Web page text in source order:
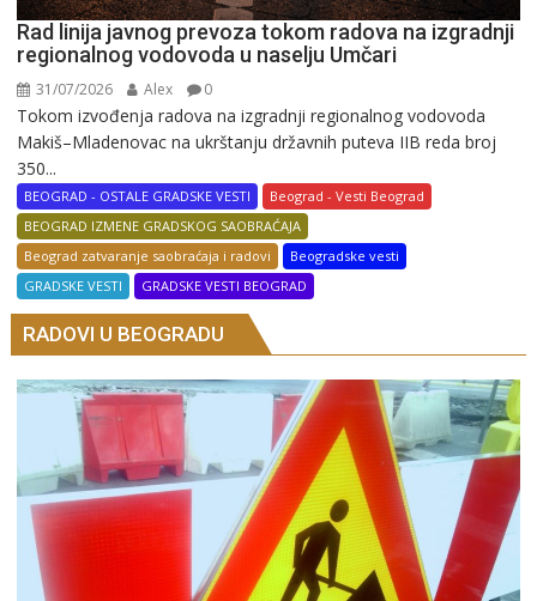
Rad linija javnog prevoza tokom radova na izgradnji
regionalnog vodovoda u naselju Umčari
31/07/2026 Alex 0
Tokom izvođenja radova na izgradnji regionalnog vodovoda
Makiš–Mladenovac na ukrštanju državnih puteva IIB reda broj
350...
BEOGRAD - OSTALE GRADSKE VESTI
Beograd - Vesti Beograd
BEOGRAD IZMENE GRADSKOG SAOBRAĆAJA
Beograd zatvaranje saobraćaja i radovi
Beogradske vesti
GRADSKE VESTI
GRADSKE VESTI BEOGRAD
RADOVI U BEOGRADU